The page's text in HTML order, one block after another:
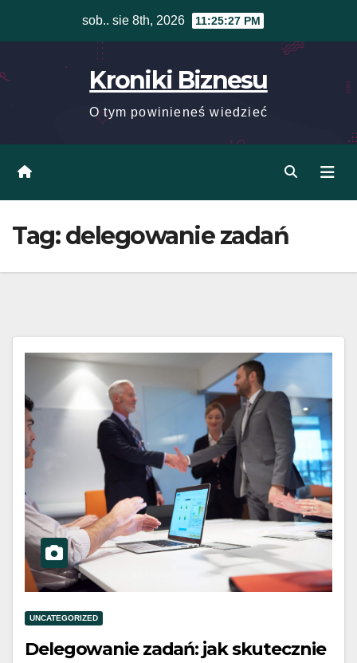
sob.. sie 8th, 2026 11:25:27 PM
Kroniki Biznesu
O tym powinieneś wiedzieć
Tag:delegowanie zadań
UNCATEGORIZED
Delegowanie zadań: jak skutecznie